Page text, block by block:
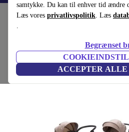
samtykke. Du kan til enhver tid ændre
Læs vores privatlivspolitik. Læs
.
Begrænset
ACCEPTER ALLE
Startside Baby og Børn Barnevogne &
Fillikid Fill leopard Air
pink
(Indsamler anmeldelser)